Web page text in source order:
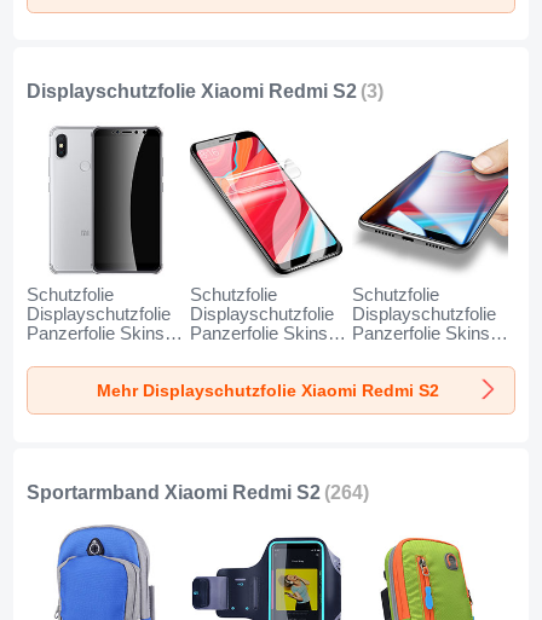
Displayschutzfolie Xiaomi Redmi S2 (3)
Schutzfolie
Displayschutzfolie
Panzerfolie Skins
Gehärtetes Glas
Glasfolie für Xiaomi
Redmi S2 Klar
Schutzfolie
Displayschutzfolie
Panzerfolie Skins
Xiaomi Redmi S2
Klar
Schutzfolie
Displayschutzfolie
Panzerfolie Skins
Gehärtetes Glas
Glasfolie T01 für
Xiaomi Redmi S2
Mehr Displayschutzfolie Xiaomi Redmi S2
Sportarmband Xiaomi Redmi S2 (264)